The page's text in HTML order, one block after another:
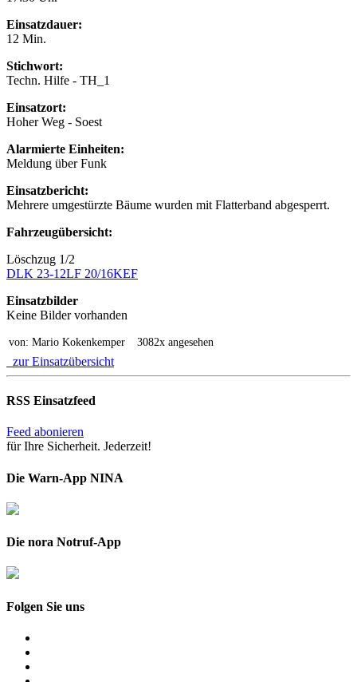
Einsatzdauer:
12 Min.
Stichwort:
Techn. Hilfe - TH_1
Einsatzort:
Hoher Weg - Soest
Alarmierte Einheiten:
Meldung über Funk
Einsatzbericht:
Mehrere umgestürzte Bäume wurden mit Flatterband abgesperrt.
Fahrzeugübersicht:
Löschzug 1/2
DLK 23-12LF 20/16KEF
Einsatzbilder
Keine Bilder vorhanden
von: Mario Kokenkemper 3082x angesehen
zur Einsatzübersicht
RSS Einsatzfeed
Feed abonieren
für Ihre Sicherheit. Jederzeit!
Die Warn-App NINA
Die nora Notruf-App
Folgen Sie uns